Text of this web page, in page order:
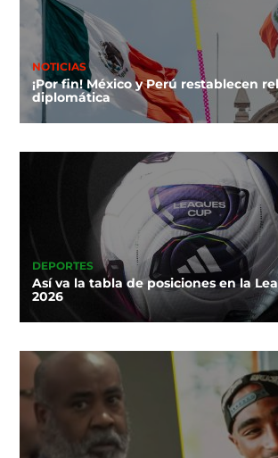
NOTICIAS
¡Por fin! México y Perú restablecen
diplomática
DEPORTES
Así va la tabla de posiciones en la
2026